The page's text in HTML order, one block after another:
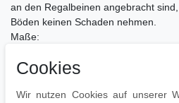
an den Regalbeinen angebracht
Böden keinen Schaden nehmen.
Maße:
Innenbreite (Freiraum zwischen den
Gesamthöhe: 173 cm
Cookies
Wir nutzen Cookies auf unserer